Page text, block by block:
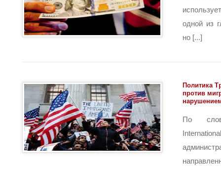
одной из
но [...]
Политика
против
По